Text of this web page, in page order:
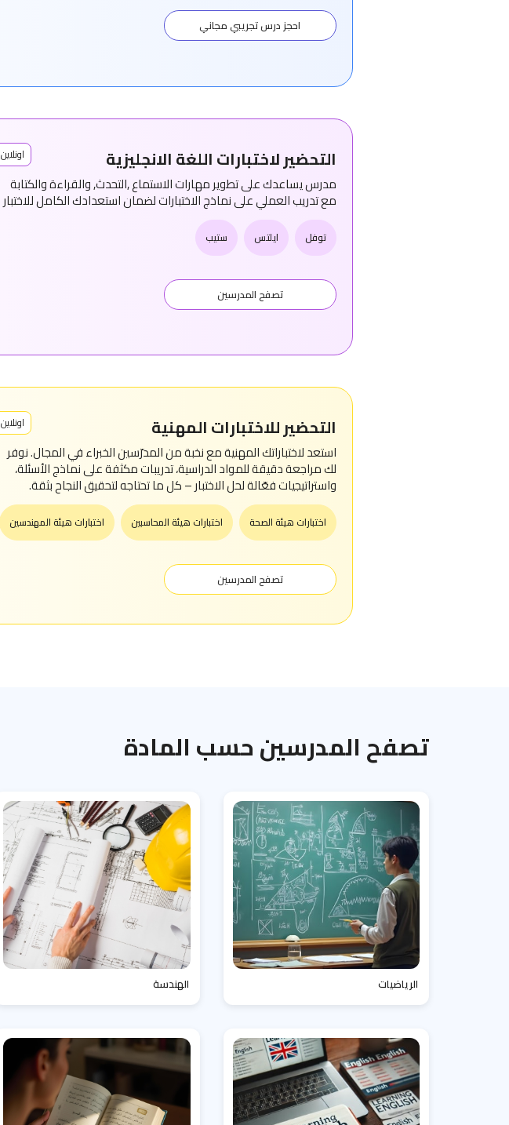
احجز درس تجريبي مجاني
اونلاين التحضير لاختبارات اللغة الانجليزية
مدرس يساعدك على تطوير مهارات الاستماع ,التحدث, والقراءة والكتابة
مع تدريب العملي على نماذج الاختبارات لضمان استعدادك الكامل للاختبار
توفل ايلتس ستيب
تصفح المدرسين
اونلاين التحضير للاختبارات المهنية
استعد لاختباراتك المهنية مع نخبة من المدرّسين الخبراء في المجال. نوفر
لك مراجعة دقيقة للمواد الدراسية، تدريبات مكثفة على نماذج الأسئلة،
واستراتيجيات فعّالة لحل الاختبار – كل ما تحتاجه لتحقيق النجاح بثقة.
اختبارات هيئة الصحة اختبارات هيئة المحاسبين اختبارات هيئة المهندسين
تصفح المدرسين
تصفح المدرسين حسب المادة
الرياضيات الهندسة